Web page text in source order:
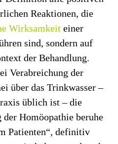
Reaktionen, die
Wirksamkeit einer
sind, sondern auf
der Behandlung.
Verabreichung der
über das Trinkwasser –
üblich ist – die
der Homöopathie beruhe
Patienten“, definitiv